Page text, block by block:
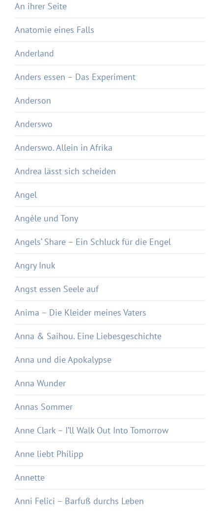
An ihrer Seite
Anatomie eines Falls
Anderland
Anders essen – Das Experiment
Anderson
Anderswo
Anderswo. Allein in Afrika
Andrea lässt sich scheiden
Angel
Angèle und Tony
Angels‘ Share – Ein Schluck für die Engel
Angry Inuk
Angst essen Seele auf
Anima – Die Kleider meines Vaters
Anna & Saihou. Eine Liebesgeschichte
Anna und die Apokalypse
Anna Wunder
Annas Sommer
Anne Clark – I’ll Walk Out Into Tomorrow
Anne liebt Philipp
Annette
Anni Felici – Barfuß durchs Leben